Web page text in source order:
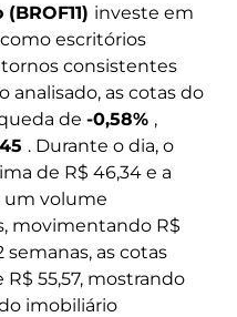
investe em
escritórios
consistentes
analisado, as cotas do
de -0,58% ,
. Durante o dia, o
de R$ 46,34 e a
um volume
movimentando R$
semanas, as cotas
55,57, mostrando
imobiliário